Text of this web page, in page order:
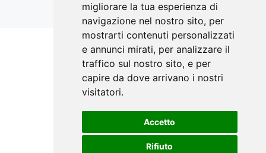
migliorare la tua esperienza di
navigazione nel nostro sito, per
mostrarti contenuti personalizzati
e annunci mirati, per analizzare il
traffico sul nostro sito, e per
capire da dove arrivano i nostri
visitatori.
Accetto
Rifiuto
Siti correlati
STIMATRIX.it
forMaps.it
perCorsidiEstimo.it
E-Valuations.org